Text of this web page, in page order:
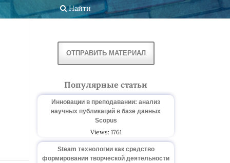
Найти
ОТПРАВИТЬ МАТЕРИАЛ
Популярные статьи
Инновации в преподавании: анализ
научных публикаций в базе данных
Scopus
Views: 1761
Steam технологии как средство
формирования творческой деятельности